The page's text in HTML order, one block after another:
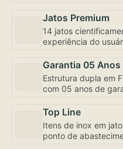
bem como a mais
uma exclusividade
estar.
Jatos Premium
14 jatos
experiência do
Garantia 05 Anos
Estrutura dupla em
com 05 anos de
Top Line
Itens de inox em
ponto de